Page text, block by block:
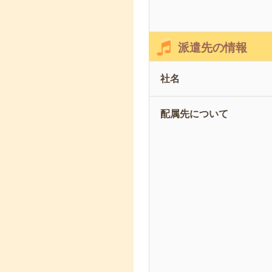
派遣先の情報
社名
配属先について